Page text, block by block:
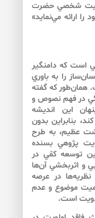
شخصي حضرت
ارائه مي‌نمايد»
است كه دامنگير
را به باوري
همان‌‌طور كه گفته
در فهم نصوص و
اين انديشه
بنابراين بدون
عظيم، به طرح
پژوهي بسنده
۱۳۹۹: ص۱۲). اين توسعه كمّي در
و اثربخشي آن‌ها
در عرصه
موضوع و عدم
است.